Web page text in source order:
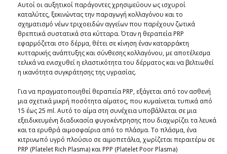
Αυτοί οι αυξητικοί παράγοντες χρησιμεύουν ως ισχυροί
καταλύτες, ξεκινώντας την παραγωγή κολλαγόνου και το
σχηματισμό νέων τριχοειδών αγγείων που παρέχουν ζωτικά
θρεπτικά συστατικά στα κύτταρα. Όταν η θεραπεία PRP
εφαρμόζεται στο δέρμα, θέτει σε κίνηση έναν καταρράκτη
κυτταρικής ανάπτυξης και σύνθεσης κολλαγόνου, με αποτέλεσμα
τελικά να ενισχυθεί η ελαστικότητα του δέρματος και να βελτιωθεί
η ικανότητα συγκράτησης της υγρασίας.
Για να πραγματοποιηθεί θεραπεία PRP, εξάγεται από τον ασθενή
μια σχετικά μικρή ποσότητα αίματος, που κυμαίνεται τυπικά από
15 έως 25 ml. Αυτό το αίμα στη συνέχεια υποβάλλεται σε μια
εξειδικευμένη διαδικασία φυγοκέντρησης που διαχωρίζει τα λευκά
και τα ερυθρά αιμοσφαίρια από το πλάσμα. Το πλάσμα, ένα
κιτρινωπό υγρό πλούσιο σε αιμοπετάλια, χωρίζεται περαιτέρω σε
PRP (Platelet Rich Plasma) και PPP (Platelet Poor Plasma)